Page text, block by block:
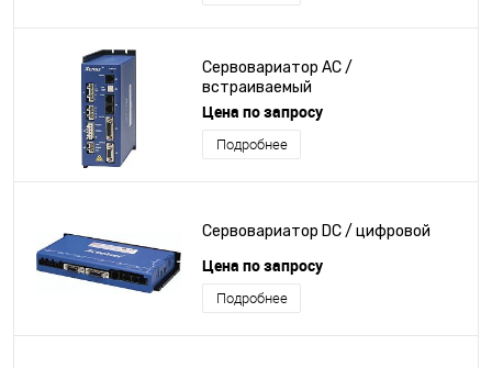
Сервовариатор AC /
встраиваемый
Цена по запросу
Подробнее
Сервовариатор DC / цифровой
Цена по запросу
Подробнее